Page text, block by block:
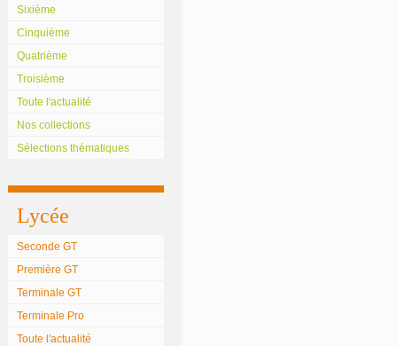
Sixième
Cinquième
Quatrième
Troisième
Toute l'actualité
Nos collections
Sélections thématiques
Lycée
Seconde GT
Première GT
Terminale GT
Terminale Pro
Toute l'actualité